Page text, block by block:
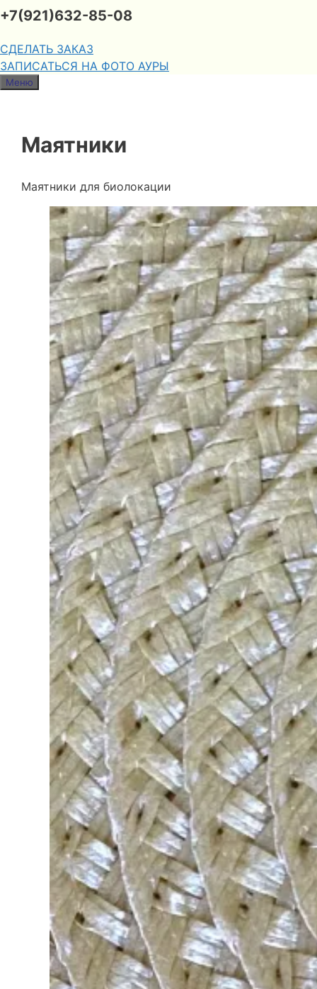
+7(921)632-85-08
СДЕЛАТЬ ЗАКАЗ
ЗАПИСАТЬСЯ НА ФОТО АУРЫ
Меню
Маятники
Маятники для биолокации